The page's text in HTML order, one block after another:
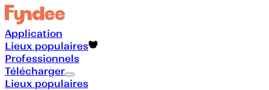
Application
Lieux populaires
Professionnels
Télécharger
Lieux populaires